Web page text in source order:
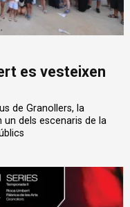
es vesteixen
de Granollers, la
dels escenaris de la